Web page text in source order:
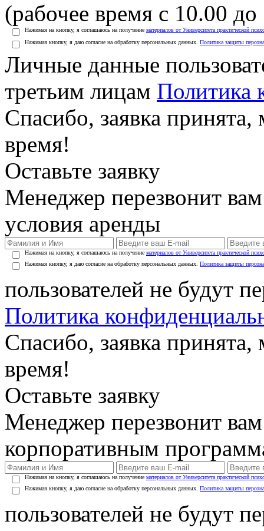
(рабочее время с 10.00
Нажимая на кнопку, я соглашаюсь на получение материалов от Университета практической
Нажимая кнопку, я даю согласие на обработку персональных данных. Политика защиты
Личные данные
третьим лицам Политика
Спасибо, заявка
время!
Оставьте заявку
Менеджер перезвонит
условия аренды
Нажимая на кнопку, я соглашаюсь на получение материалов от Университета практической
Нажимая кнопку, я даю согласие на обработку персональных данных. Политика защиты
пользователей не будут
Политика
Спасибо, заявка
время!
Оставьте заявку
Менеджер перезвонит
корпоративным
Нажимая на кнопку, я соглашаюсь на получение материалов от Университета практической
Нажимая кнопку, я даю согласие на обработку персональных данных. Политика защиты
пользователей не будут